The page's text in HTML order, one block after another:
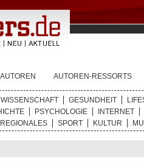
AUTOREN-RESSORTS
WISSENSCHAFT GESUNDHEIT
PSYCHOLOGIE
INTERNET
REGIONALES SPORT KULTUR